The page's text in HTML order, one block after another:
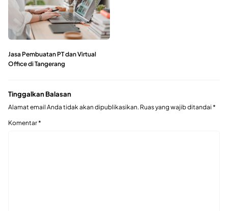
Jasa Pembuatan PT dan Virtual
Office di Tangerang
Tinggalkan Balasan
Alamat email Anda tidak akan dipublikasikan. Ruas yang wajib ditandai *
Komentar*